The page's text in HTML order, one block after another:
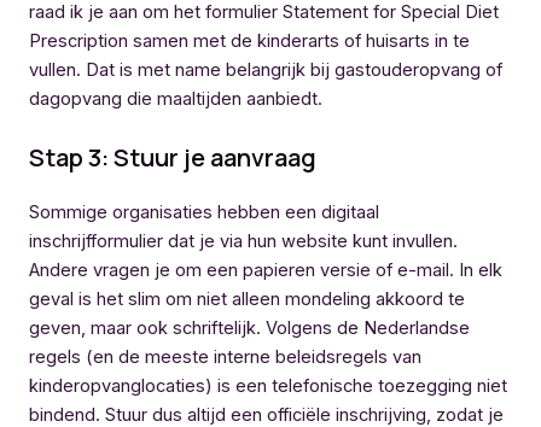
raad ik je aan om het formulier Statement for Special Diet
Prescription samen met de kinderarts of huisarts in te
vullen. Dat is met name belangrijk bij gastouderopvang of
dagopvang die maaltijden aanbiedt.
Stap 3: Stuur je aanvraag
Sommige organisaties hebben een digitaal
inschrijfformulier dat je via hun website kunt invullen.
Andere vragen je om een papieren versie of e-mail. In elk
geval is het slim om niet alleen mondeling akkoord te
geven, maar ook schriftelijk. Volgens de Nederlandse
regels (en de meeste interne beleidsregels van
kinderopvanglocaties) is een telefonische toezegging niet
bindend. Stuur dus altijd een officiële inschrijving, zodat je